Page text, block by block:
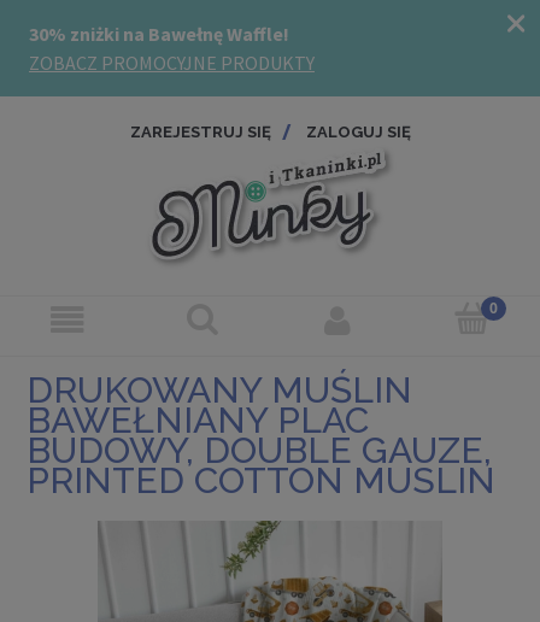
ZAREJESTRUJ SIĘ ZALOGUJ SIĘ
DRUKOWANY MUŚLIN
BAWEŁNIANY PLAC
BUDOWY, DOUBLE GAUZE,
PRINTED COTTON MUSLIN